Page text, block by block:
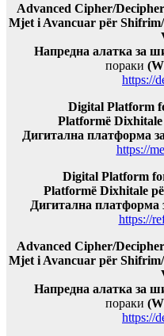
Advanced Cipher/
Mjet i Avancuar për
Напредна алатка за
пораки
https://
Digital Platform
Platformë
Дигитална платформа
https://
Digital Platform
Platformë Dixhitale
Дигитална платформа
https://
Advanced Cipher/
Mjet i Avancuar për
Напредна алатка за
пораки
https://